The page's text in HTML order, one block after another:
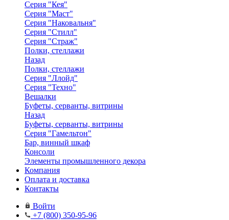
Серия "Кея"
Серия "Маст"
Серия "Наковальня"
Серия "Стилл"
Серия "Страж"
Полки, стеллажи
Назад
Полки, стеллажи
Серия "Ллойд"
Серия "Техно"
Вешалки
Буфеты, серванты, витрины
Назад
Буфеты, серванты, витрины
Серия "Гамельтон"
Бар, винный шкаф
Консоли
Элементы промышленного декора
Компания
Оплата и доставка
Контакты
Войти
+7 (800) 350-95-96